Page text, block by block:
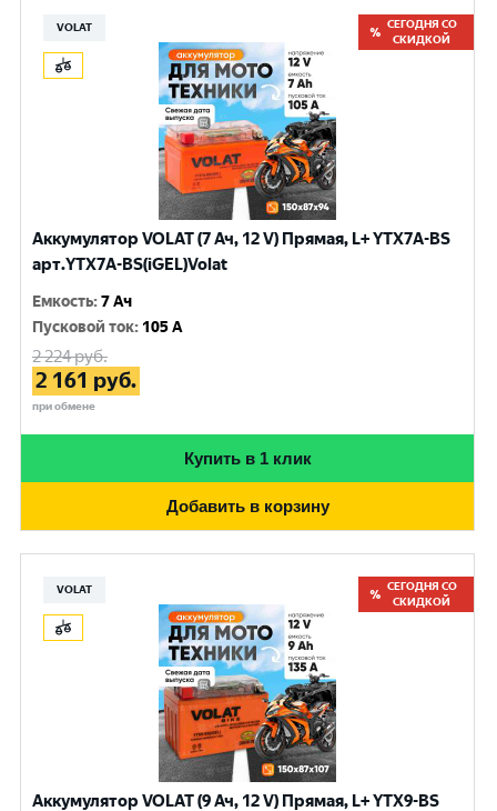
VOLAT
СЕГОДНЯ СО
СКИДКОЙ
Аккумулятор VOLAT (7 Ач, 12 V) Прямая, L+ YTX7A-BS
арт.YTX7A-BS(iGEL)Volat
Емкость:7 Ач
Пусковой ток: 105 A
2 224руб.
2 161 руб.
при обмене
Купить в 1 клик
Добавить в корзину
VOLAT
СЕГОДНЯ СО
СКИДКОЙ
Аккумулятор VOLAT (9 Ач, 12 V) Прямая, L+ YTX9-BS